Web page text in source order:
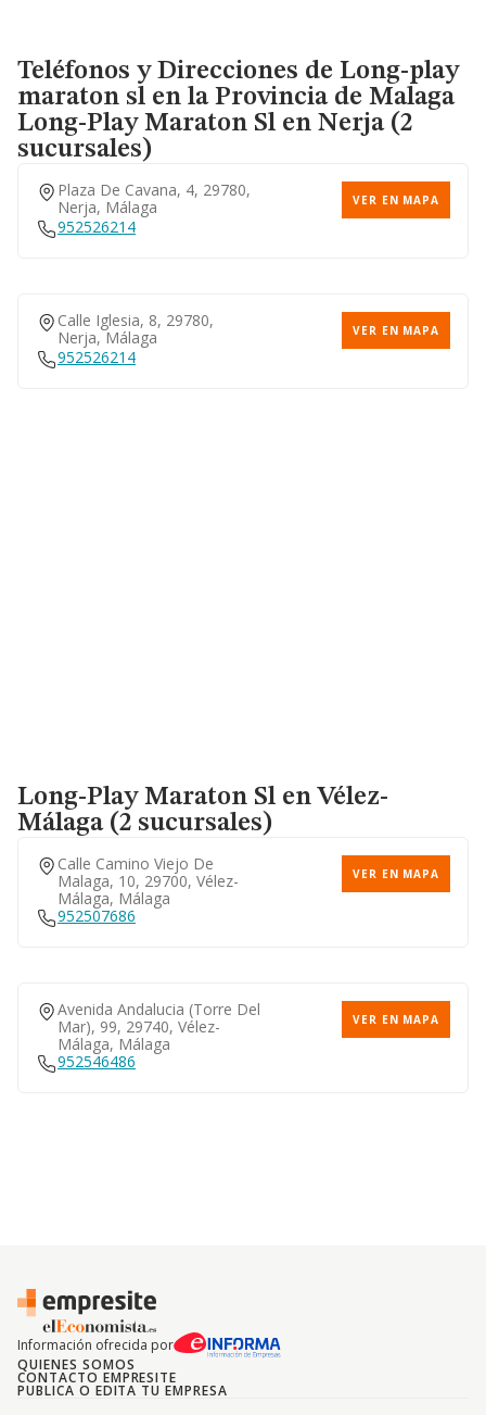
Teléfonos y Direcciones de Long-play
maraton sl en la Provincia de Malaga
Long-Play Maraton Sl en Nerja (2
sucursales)
Plaza De Cavana, 4, 29780,
Nerja, Málaga
VER EN MAPA
952526214
Calle Iglesia, 8, 29780,
Nerja, Málaga
VER EN MAPA
952526214
Long-Play Maraton Sl en Vélez-
Málaga (2 sucursales)
Calle Camino Viejo De
Malaga, 10, 29700, Vélez-
Málaga, Málaga
VER EN MAPA
952507686
Avenida Andalucia (torre Del
Mar), 99, 29740, Vélez-
Málaga, Málaga
VER EN MAPA
952546486
Información ofrecida por
QUIENES SOMOS
CONTACTO EMPRESITE
PUBLICA O EDITA TU EMPRESA